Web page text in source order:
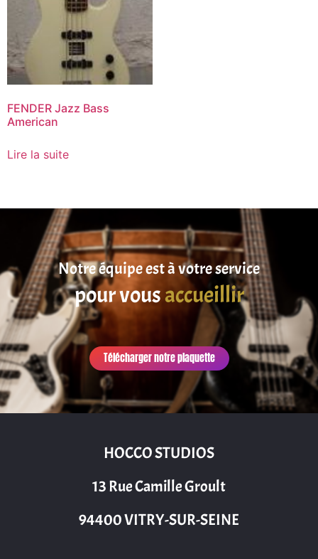
FENDER Jazz Bass
American
Lire la suite
Notre équipe est à votre service
pour vousaccueillir
Télécharger notre plaquette
HOCCO STUDIOS
13 Rue Camille Groult
94400 VITRY-SUR-SEINE